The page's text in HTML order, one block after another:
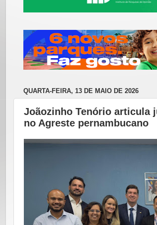
QUARTA-FEIRA, 13 DE MAIO DE 2026
Joãozinho Tenório articula
no Agreste pernambucano